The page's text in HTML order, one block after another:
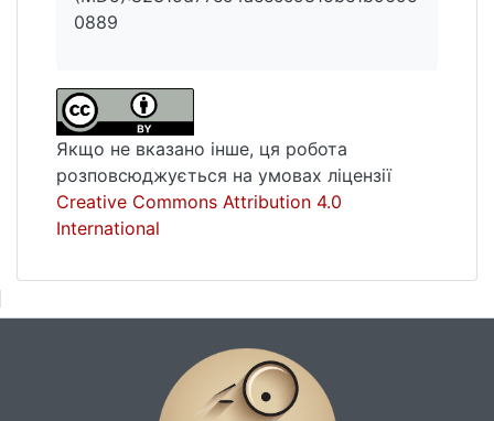
0889
Якщо не вказано інше, ця робота
розповсюджується на умовах ліцензії
Creative Commons Attribution 4.0
International